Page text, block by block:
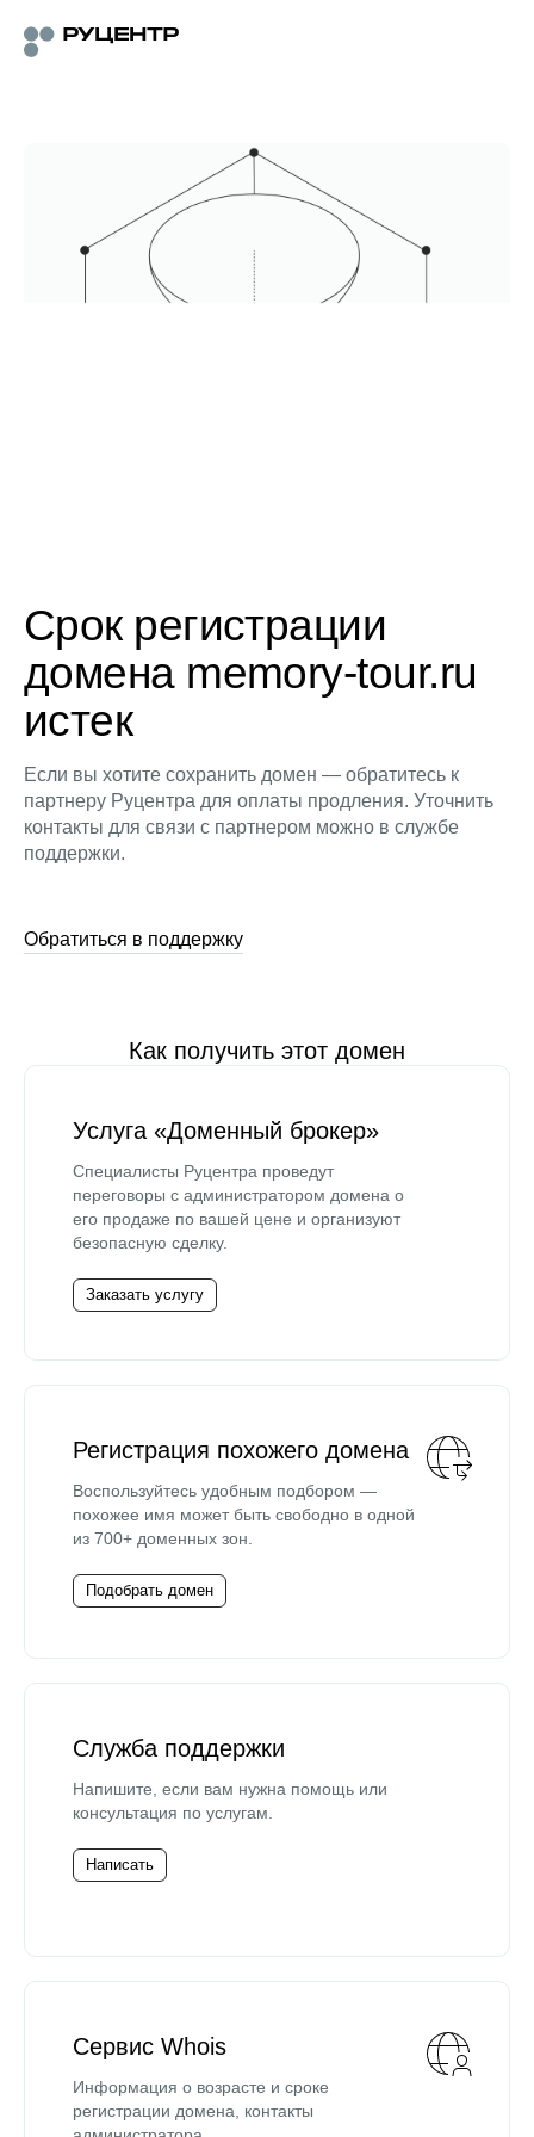
Срок регистрации
домена memory-tour.ru
истек
Если вы хотите сохранить домен — обратитесь к
партнеру Руцентра для оплаты продления. Уточнить
контакты для связи с партнером можно в службе
поддержки.
Обратиться в поддержку
Как получить этот домен
Услуга «Доменный брокер»
Специалисты Руцентра проведут
переговоры с администратором домена о
его продаже по вашей цене и организуют
безопасную сделку.
Заказать услугу
Регистрация похожего домена
Воспользуйтесь удобным подбором —
похожее имя может быть свободно в одной
из 700+ доменных зон.
Подобрать домен
Служба поддержки
Напишите, если вам нужна помощь или
консультация по услугам.
Написать
Сервис Whois
Информация о возрасте и сроке
регистрации домена, контакты